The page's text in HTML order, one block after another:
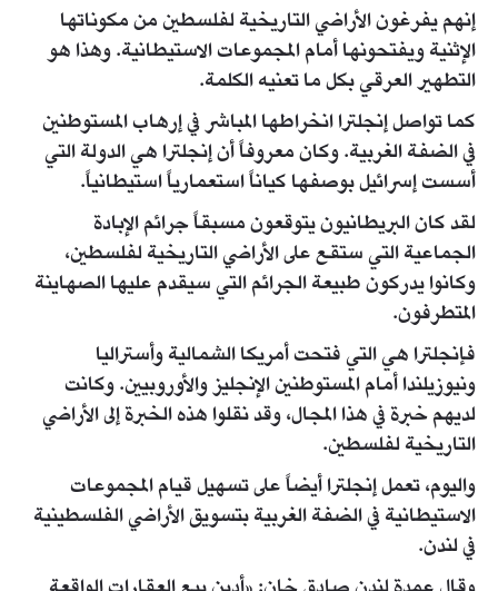
إنهم يفرغون الأراضي التاريخية لفلسطين من مكوناتها
الإثنية ويفتحونها أمام المجموعات الاستيطانية. وهذا هو
التطهير العرقي بكل ما تعنيه الكلمة.
كما تواصل إنجلترا انخراطها المباشر في إرهاب المستوطنين
في الضفة الغربية. وكان معروفاً أن إنجلترا هي الدولة التي
أسست إسرائيل بوصفها كياناً استعمارياً استيطانياً.
لقد كان البريطانيون يتوقعون مسبقاً جرائم الإبادة
الجماعية التي ستقع على الأراضي التاريخية لفلسطين،
وكانوا يدركون طبيعة الجرائم التي سيقدم عليها الصهاينة
المتطرفون.
فإنجلترا هي التي فتحت أمريكا الشمالية وأستراليا
ونيوزيلندا أمام المستوطنين الإنجليز والأوروبيين. وكانت
لديهم خبرة في هذا المجال، وقد نقلوا هذه الخبرة إلى الأراضي
التاريخية لفلسطين.
واليوم، تعمل إنجلترا أيضاً على تسهيل قيام المجموعات
الاستيطانية في الضفة الغربية بتسويق الأراضي الفلسطينية
في لندن.